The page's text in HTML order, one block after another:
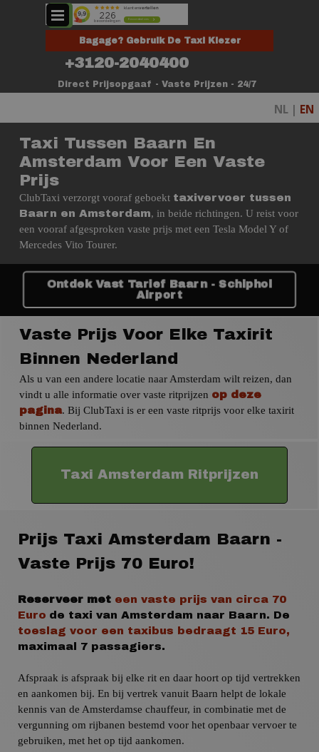
Ga naar de inhoud
Bagage? Gebruik De Taxi Kiezer
+3120-2040400
Direct Prijsopgaaf - Vaste Prijzen - 24/7
Menu overslaan
NL | EN
Taxi Tussen Baarn En
Amsterdam Voor Een Vaste
Prijs
ClubTaxi verzorgt vooraf geboekt taxivervoer tussen
Baarn en Amsterdam, in beide richtingen. U reist voor
een vooraf afgesproken vaste prijs met een Tesla Model Y of
Mercedes Vito Tourer.
Ontdek Vast Tarief Baarn - Schiphol
Airport
Vaste Prijs Voor Elke Taxirit
Binnen Nederland
Als u van een andere locatie naar Amsterdam wilt reizen, dan
vindt u alle informatie over vaste ritprijzen op deze
pagina. Bij ClubTaxi is er een vaste ritprijs voor elke taxirit
binnen Nederland.
Taxi Amsterdam Ritprijzen
Prijs Taxi Amsterdam Baarn -
Vaste Prijs 70 Euro!
Reserveer met een vaste prijs van circa 70
Euro de taxi van Amsterdam naar Baarn. De
toeslag voor een taxibus
bedraagt 15 Euro,
maximaal 7 passagiers.
Afspraak is afspraak bij elke rit en daar hoort op tijd vertrekken
en aankomen bij. En bij vertrek vanuit Baarn helpt de lokale
kennis van de Amsterdamse chauffeur, in combinatie met de
vergunning om rijbanen bestemd voor het openbaar vervoer te
gebruiken, met het op tijd aankomen.